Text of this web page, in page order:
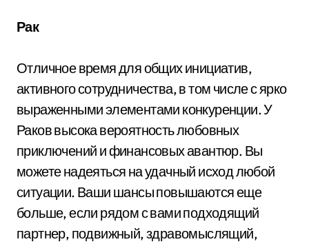
Рак
Отличное время для общих инициатив,
активного сотрудничества, в том числе с ярко
выраженными элементами конкуренции. У
Раков высока вероятность любовных
приключений и финансовых авантюр. Вы
можете надеяться на удачный исход любой
ситуации. Ваши шансы повышаются еще
больше, если рядом с вами подходящий
партнер, подвижный, здравомыслящий,